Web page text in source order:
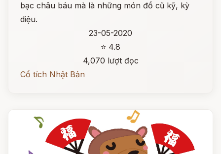
bạc châu báu mà là những món đồ cũ kỹ, kỳ
diệu.
23-05-2020
⭐ 4.8
4,070 lượt đọc
Cổ tích Nhật Bản